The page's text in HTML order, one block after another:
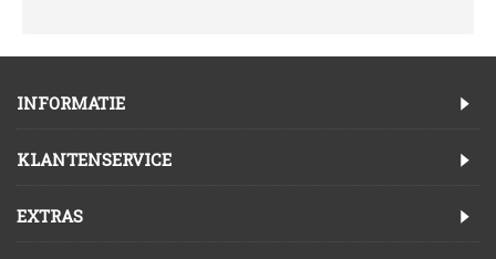
INFORMATIE
KLANTENSERVICE
EXTRAS